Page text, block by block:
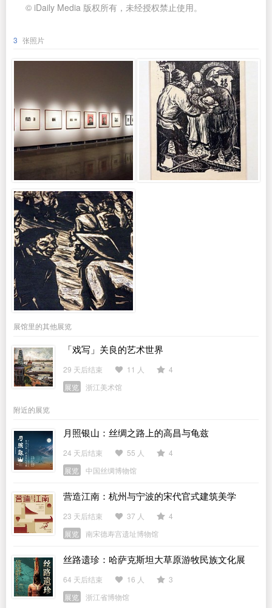
© iDaily Media 版权所有，未经授权禁止使用。
3 张照片
展馆里的其他展览
「戏写」关良的艺术世界
29 天后结束 11 人
4
展览
浙江美术馆
附近的展览
月照银山：丝绸之路上的高昌与龟兹
24 天后结束 55 人
4
展览
中国丝绸博物馆
营造江南：杭州与宁波的宋代官式建筑美学
23 天后结束 37 人
4
展览
南宋德寿宫遗址博物馆
丝路遗珍：哈萨克斯坦大草原游牧民族文化展
64 天后结束 16 人
3
展览
浙江省博物馆